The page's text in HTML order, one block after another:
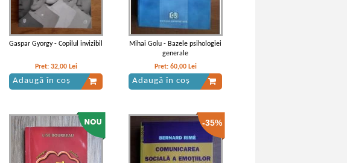
Gaspar Gyorgy - Copilul invizibil
Pret: 32,00 Lei
Adaugă în coș
Mihai Golu - Bazele psihologiei
generale
Pret: 60,00 Lei
Adaugă în coș
-35%